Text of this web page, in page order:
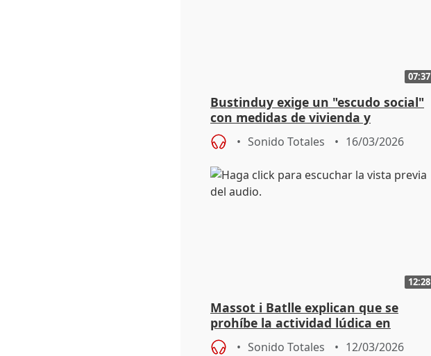
07:37
Bustinduy exige un "escudo social"
con medidas de vivienda y
regulación de márgenes
Sonido Totales 16/03/2026
12:28
Massot i Batlle explican que se
prohíbe la actividad lúdica en
Collserola
Sonido Totales 12/03/2026